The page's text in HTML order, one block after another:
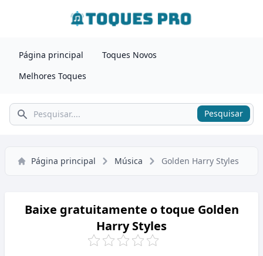
Página principal
Toques Novos
Melhores Toques
Pesquisar Pesquisar
Página principal Música Golden Harry Styles
Baixe gratuitamente o toque Golden
Harry Styles